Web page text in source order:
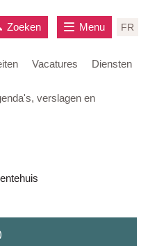
Vacatures
Diensten
Zoeken FR
Menu
verslagen en